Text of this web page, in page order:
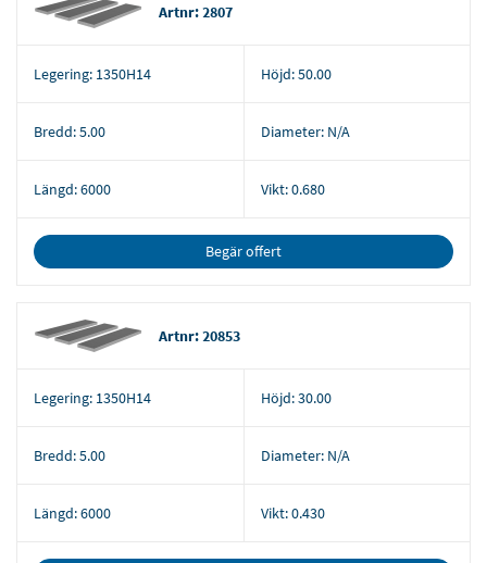
Artnr: 2807
Legering: 1350H14 Höjd:50.00
Bredd:5.00 Diameter: N/A
Längd:6000 Vikt:0.680
Begär offert
Artnr: 20853
Legering: 1350H14 Höjd:30.00
Bredd:5.00 Diameter: N/A
Längd:6000 Vikt:0.430